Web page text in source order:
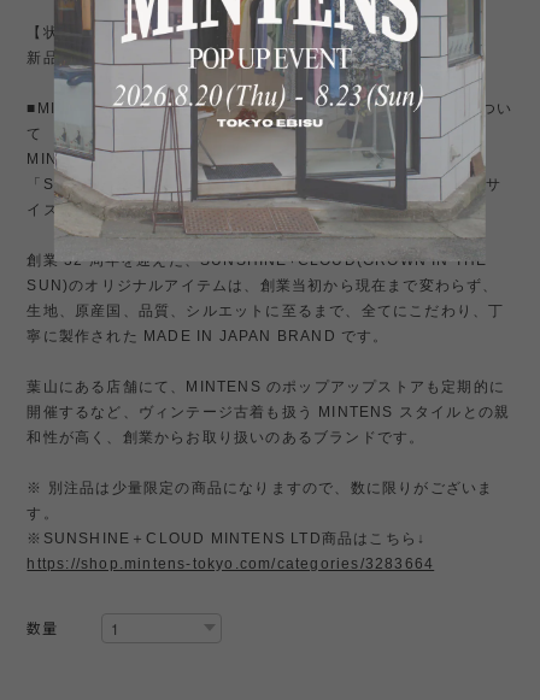
【状態】
新品未使用品。
■MINTENS 特別取り扱いブランド「SUNSHINE+CLOUD」につい
て
MINTENS は、葉山のライフスタイルショップ
「SUNSHINE+CLOUD」と連携し、国内で唯一、特別に大きいサ
イズを製作、販売している正規店です。
創業 32 周年を迎えた、SUNSHINE+CLOUD(GROWN IN THE
SUN)のオリジナルアイテムは、創業当初から現在まで変わらず、
生地、原産国、品質、シルエットに至るまで、全てにこだわり、丁
寧に製作された MADE IN JAPAN BRAND です。
葉山にある店舗にて、MINTENS のポップアップストアも定期的に
開催するなど、ヴィンテージ古着も扱う MINTENS スタイルとの親
和性が高く、創業からお取り扱いのあるブランドです。
※ 別注品は少量限定の商品になりますので、数に限りがございま
す。
※SUNSHINE＋CLOUD MINTENS LTD商品はこちら↓
https://shop.mintens-tokyo.com/categories/3283664
数量